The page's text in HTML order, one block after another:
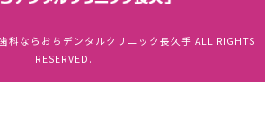
科ならおちデンタルクリニック長久手 ALL RIGHTS
RESERVED.